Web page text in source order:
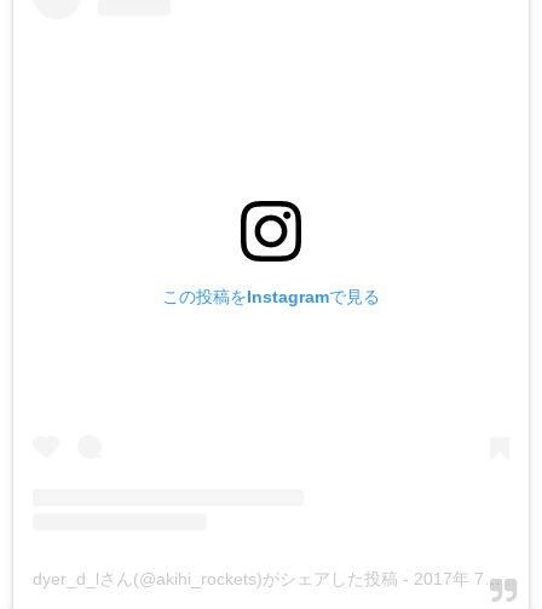
この投稿をInstagramで見る
dyer_d_lさん(@akihi_rockets)がシェアした投稿 - 2017年 7月月30日午前6時31分PDT